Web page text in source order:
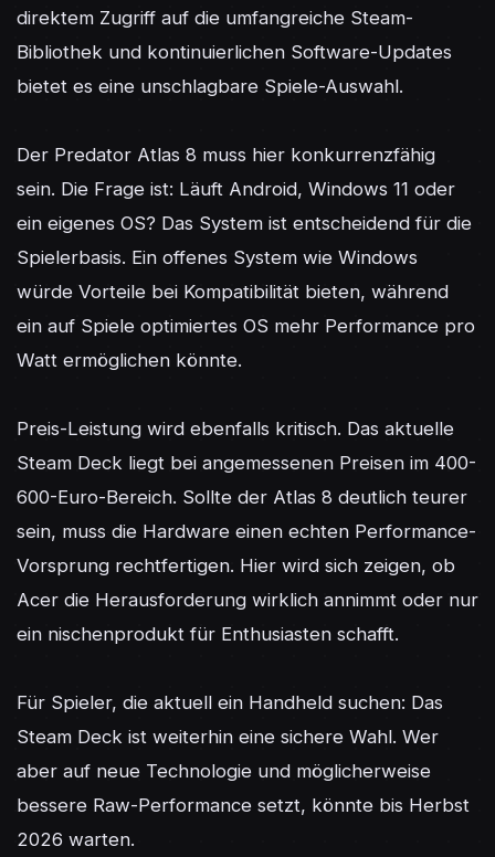
direktem Zugriff auf die umfangreiche Steam-
Bibliothek und kontinuierlichen Software-Updates
bietet es eine unschlagbare Spiele-Auswahl.
Der Predator Atlas 8 muss hier konkurrenzfähig
sein. Die Frage ist: Läuft Android, Windows 11 oder
ein eigenes OS? Das System ist entscheidend für die
Spielerbasis. Ein offenes System wie Windows
würde Vorteile bei Kompatibilität bieten, während
ein auf Spiele optimiertes OS mehr Performance pro
Watt ermöglichen könnte.
Preis-Leistung wird ebenfalls kritisch. Das aktuelle
Steam Deck liegt bei angemessenen Preisen im 400-
600-Euro-Bereich. Sollte der Atlas 8 deutlich teurer
sein, muss die Hardware einen echten Performance-
Vorsprung rechtfertigen. Hier wird sich zeigen, ob
Acer die Herausforderung wirklich annimmt oder nur
ein nischenprodukt für Enthusiasten schafft.
Für Spieler, die aktuell ein Handheld suchen: Das
Steam Deck ist weiterhin eine sichere Wahl. Wer
aber auf neue Technologie und möglicherweise
bessere Raw-Performance setzt, könnte bis Herbst
2026 warten.